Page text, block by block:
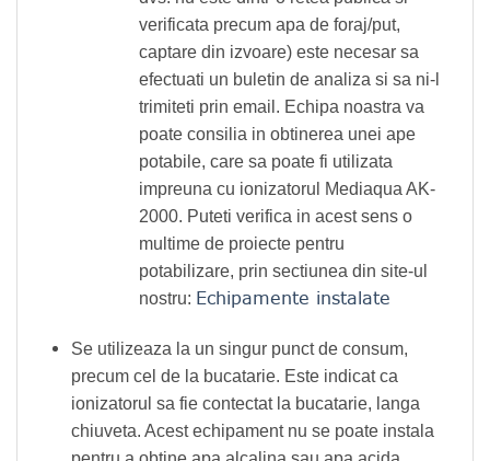
verificata precum apa de foraj/put,
captare din izvoare) este necesar sa
efectuati un buletin de analiza si sa ni-l
trimiteti prin email. Echipa noastra va
poate consilia in obtinerea unei ape
potabile, care sa poate fi utilizata
impreuna cu ionizatorul Mediaqua AK-
2000. Puteti verifica in acest sens o
multime de proiecte pentru
potabilizare, prin sectiunea din site-ul
nostru: Echipamente instalate
Se utilizeaza la un singur punct de consum,
precum cel de la bucatarie. Este indicat ca
ionizatorul sa fie contectat la bucatarie, langa
chiuveta. Acest echipament nu se poate instala